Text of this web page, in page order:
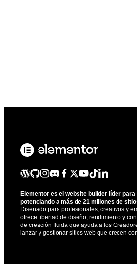
Elementor es el website builder líder para
potenciando a más de 21 millones de
Diseñado para profesionales, creativos y
ofrece libertad de diseño, rendimiento y
de creación fluida que ayuda a los
lanzar y gestionar sitios web que crecen